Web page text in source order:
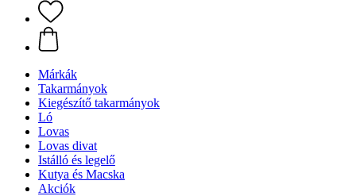
Márkák
Takarmányok
Kiegészítő takarmányok
Ló
Lovas
Lovas divat
Istálló és legelő
Kutya és Macska
Akciók